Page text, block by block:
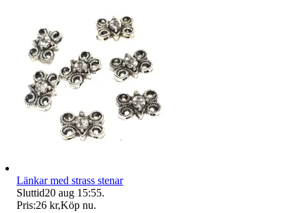
Länkar med strass stenar
Sluttid20 aug 15:55.
Pris:26 kr,Köp nu.